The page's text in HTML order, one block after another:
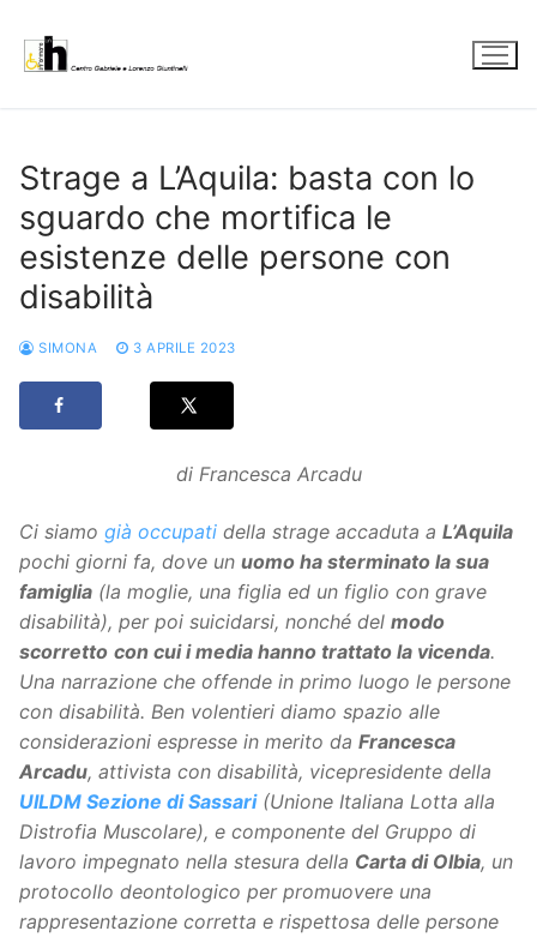
contenuto
Strage a L’Aquila: basta con lo
sguardo che mortifica le
esistenze delle persone con
disabilità
SIMONA 3 APRILE 2023
di Francesca Arcadu
Ci siamo già occupati della strage accaduta a L’Aquila
pochi giorni fa, dove un uomo ha sterminato la sua
famiglia (la moglie, una figlia ed un figlio con grave
disabilità), per poi suicidarsi, nonché del modo
scorretto con cui i media hanno trattato la vicenda.
Una narrazione che offende in primo luogo le persone
con disabilità. Ben volentieri diamo spazio alle
considerazioni espresse in merito da Francesca
Arcadu, attivista con disabilità, vicepresidente della
UILDM Sezione di Sassari(Unione Italiana Lotta alla
Distrofia Muscolare), e componente del Gruppo di
lavoro impegnato nella stesura della Carta di Olbia, un
protocollo deontologico per promuovere una
rappresentazione corretta e rispettosa delle persone